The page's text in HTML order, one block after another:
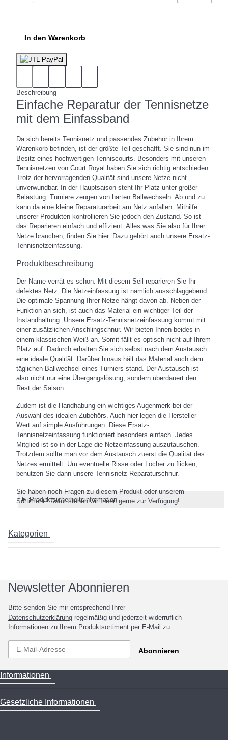
In den Warenkorb
Beschreibung
Einfache Reparatur der Tennisnetze
mit dem Einfassband
Da sich bereits Tennisnetz und passendes Zubehör in Ihrem
Warenkorb befinden, ist der größte Teil geschafft. Sie sind nun im
Besitz eines hochwertigen Tenniscourts. Besonders mit unseren
Tennisnetzen von Court Royal haben Sie sich richtig entschieden.
Trotz der hervorragenden Qualität sind unsere Netze nicht
unverwundbar. In der Hauptsaison steht Ihr Platz unter großer
Belastung. Turniere zeugen von harten Ballwechseln. Ab und zu
kann da eine kleine Reparaturarbeit am Netz anfallen. Mithilfe
unserer Produkten kontrollieren Sie jedoch den Zustand. So ist
das Reparieren einfach und effizient. Alles was Sie also für Ihrer
Netze brauchen, finden Sie hier. Dazu gehört auch unsere Ersatz-
Tennisnetzeinfassung.
Produktbeschreibung
Der Name verrät es schon. Mit diesem Seil reparieren Sie Ihr
defektes Netz. Die Netzeinfassung ist nämlich ausschlaggebend.
Die optimale Spannung Ihrer Netze hängt davon ab. Neben der
Funktion an sich, ist auch das Material ein wichtiger Teil der
Instandhaltung. Unsere Ersatz-Tennisnetzeinfassung kommt mit
einer zusätzlichen Anschlingschnur. Wir bieten Ihnen beides in
einem klassischen Weiß an. Somit fällt es optisch nicht auf Ihrem
Platz auf. Dadurch erhalten Sie sich selbst nach dem Austausch
eine ideale Qualität. Darüber hinaus hält das Material auch dem
täglichen Ballwechsel eines Turniers stand. Der Austausch ist
also nicht nur eine Übergangslösung, sondern überdauert den
Rest der Saison.
Zudem ist die Handhabung ein wichtiges Augenmerk bei der
Auswahl des idealen Zubehörs. Auch hier legen die Hersteller
Wert auf simple Ausführungen. Diese Ersatz-
Tennisnetzeinfassung funktioniert besonders einfach. Jedes
Mitglied ist so in der Lage die Netzeinfassung auszutauschen.
Trotzdem sollte man vor dem Austausch zuerst die Qualität des
Netzes ermittelt. Um eventuelle Risse oder Löcher zu flicken,
benutzen Sie dann unsere Tennisnetz Reparaturschnur.
Sie haben noch Fragen zu diesem Produkt oder unserem
Sortiment? Dafür stehen wir Ihnen gerne zur Verfügung!
Produktsicherheitsinformation ↓
Kategorien
Newsletter Abonnieren
Bitte senden Sie mir entsprechend Ihrer
Datenschutzerklärung regelmäßig und jederzeit widerruflich
Informationen zu Ihrem Produktsortiment per E-Mail zu.
Abonnieren
Informationen
Gesetzliche Informationen